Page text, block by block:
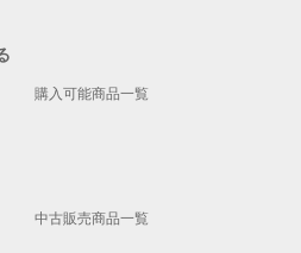
購入可能商品一覧
中古販売商品一覧